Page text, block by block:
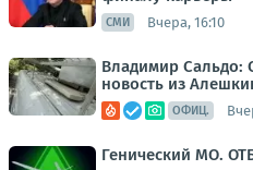
СМИ Вчера, 16:10
Владимир Сальдо:
новость из
ОФИЦ.
Генический МО.